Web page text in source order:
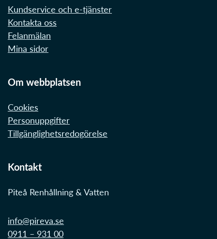
Kundservice och e-tjänster
Kontakta oss
Felanmälan
Mina sidor
Om webbplatsen
Cookies
Personuppgifter
Tillgänglighetsredogörelse
Kontakt
Piteå Renhållning & Vatten
info@pireva.se
0911 – 931 00